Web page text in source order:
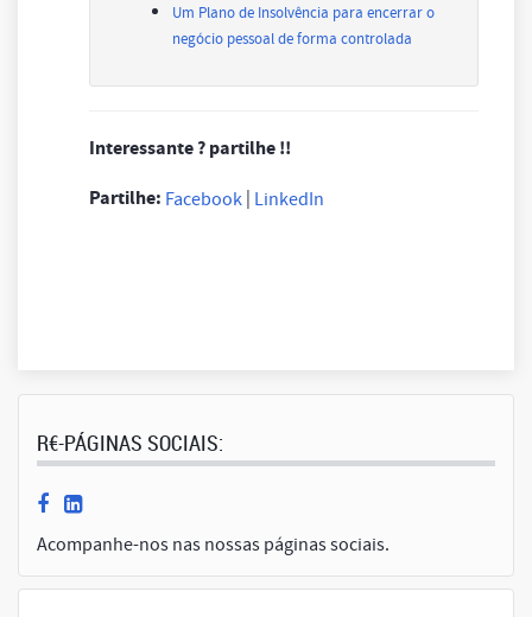
Um Plano de Insolvência para encerrar o
negócio pessoal de forma controlada
Interessante ? partilhe !!
Partilhe: Facebook | LinkedIn
R€-PÁGINAS SOCIAIS:
Acompanhe-nos nas nossas páginas sociais.